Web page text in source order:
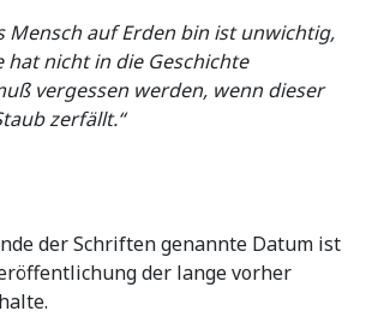
Mensch auf Erden bin ist unwichtig,
hat nicht in die Geschichte
vergessen werden, wenn dieser
zerfällt.“
der Schriften genannte Datum ist
der lange vorher